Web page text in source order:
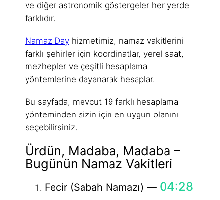
ve diğer astronomik göstergeler her yerde
farklıdır.
Namaz Day hizmetimiz, namaz vakitlerini
farklı şehirler için koordinatlar, yerel saat,
mezhepler ve çeşitli hesaplama
yöntemlerine dayanarak hesaplar.
Bu sayfada, mevcut 19 farklı hesaplama
yönteminden sizin için en uygun olanını
seçebilirsiniz.
Ürdün, Madaba, Madaba –
Bugünün Namaz Vakitleri
Fecir (Sabah Namazı) — 04:28